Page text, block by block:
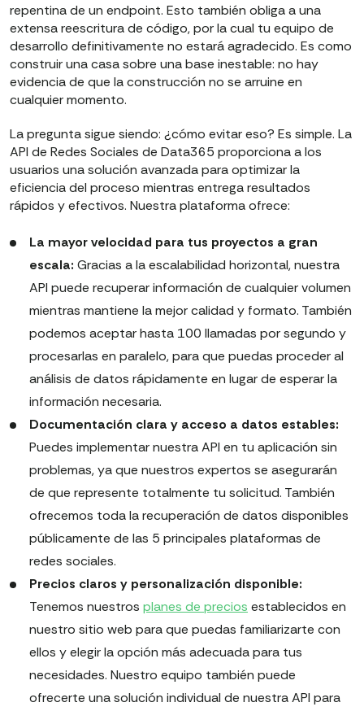
repentina de un endpoint. Esto también obliga a una
extensa reescritura de código, por la cual tu equipo de
desarrollo definitivamente no estará agradecido. Es como
construir una casa sobre una base inestable: no hay
evidencia de que la construcción no se arruine en
cualquier momento.
La pregunta sigue siendo: ¿cómo evitar eso? Es simple. La
API de Redes Sociales de Data365 proporciona a los
usuarios una solución avanzada para optimizar la
eficiencia del proceso mientras entrega resultados
rápidos y efectivos. Nuestra plataforma ofrece:
La mayor velocidad para tus proyectos a gran
escala: Gracias a la escalabilidad horizontal, nuestra
API puede recuperar información de cualquier volumen
mientras mantiene la mejor calidad y formato. También
podemos aceptar hasta 100 llamadas por segundo y
procesarlas en paralelo, para que puedas proceder al
análisis de datos rápidamente en lugar de esperar la
información necesaria.
Documentación clara y acceso a datos estables:
Puedes implementar nuestra API en tu aplicación sin
problemas, ya que nuestros expertos se asegurarán
de que represente totalmente tu solicitud. También
ofrecemos toda la recuperación de datos disponibles
públicamente de las 5 principales plataformas de
redes sociales.
Precios claros y personalización disponible:
Tenemos nuestros planes de precios establecidos en
nuestro sitio web para que puedas familiarizarte con
ellos y elegir la opción más adecuada para tus
necesidades. Nuestro equipo también puede
ofrecerte una solución individual de nuestra API para